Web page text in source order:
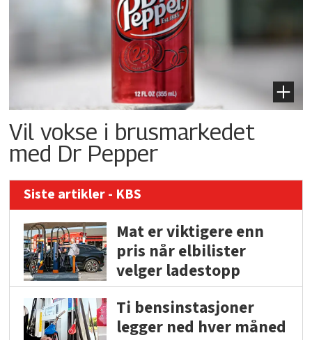
Vil vokse i brusmarkedet
med Dr Pepper
Siste artikler - KBS
Mat er viktigere enn
pris når elbilister
velger ladestopp
Ti bensinstasjoner
legger ned hver måned